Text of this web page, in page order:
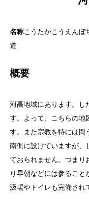
名称こうたかこうえん
道
概要
河高地域にあります。し
す。よって、こちらの地
す。また宗教を特には問
南側に設けていますが、
ておられません。つまり
り早朝などには参るこ
汲場やトイレも完備され